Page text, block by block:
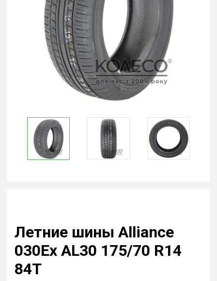
Летние шины Alliance
030Ex AL30 175/70 R14
84T